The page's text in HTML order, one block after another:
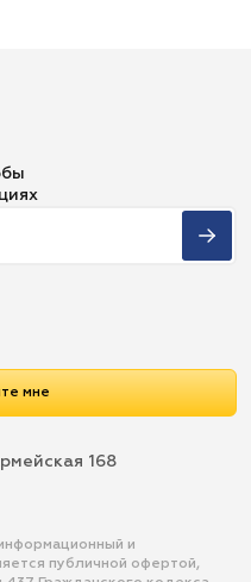
мне
168
и
публичной офертой,